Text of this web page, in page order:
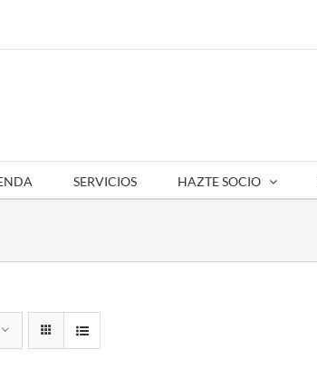
SERVICIOS HAZTE SOCIO